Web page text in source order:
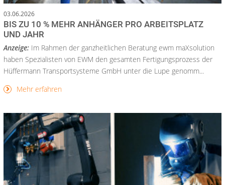
03.06.2026
BIS ZU 10 % MEHR ANHÄNGER PRO ARBEITSPLATZ
UND JAHR
Anzeige: Im Rahmen der ganzheitlichen Beratung ewm maXsolution
haben Spezialisten von EWM den gesamten Fertigungsprozess der
Hüffermann Transportsysteme GmbH unter die Lupe genomm...
Mehr erfahren